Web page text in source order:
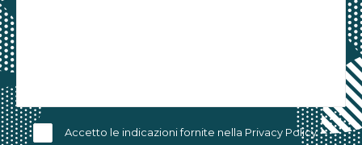
Accetto le indicazioni fornite nella Privacy Policy